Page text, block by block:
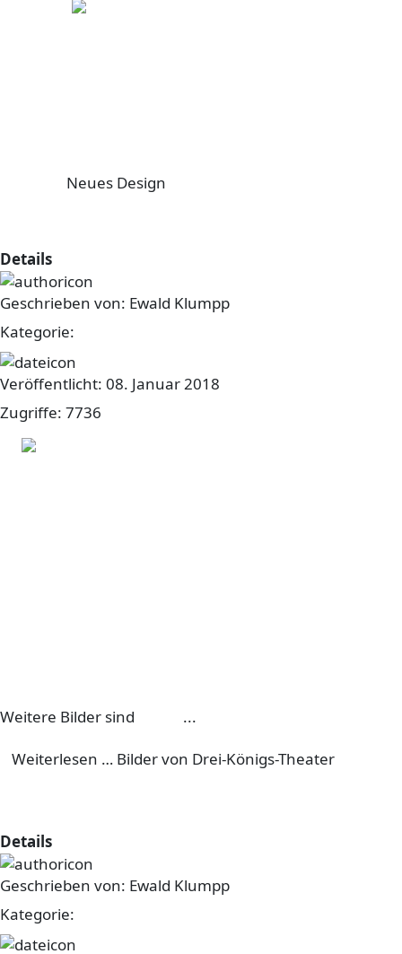
Neues Design
Details
Geschrieben von: Ewald Klumpp
Kategorie:
Veröffentlicht: 08. Januar 2018
Zugriffe: 7736
Weitere Bilder sind ...
Weiterlesen … Bilder von Drei-Königs-Theater
Details
Geschrieben von: Ewald Klumpp
Kategorie: